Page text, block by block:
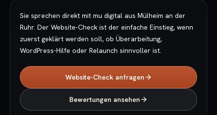
Sie sprechen direkt mit mu digital aus Mülheim an der
Ruhr. Der Website-Check ist der einfache Einstieg, wenn
zuerst geklärt werden soll, ob Überarbeitung,
WordPress-Hilfe oder Relaunch sinnvoller ist.
Website-Check anfragen
Bewertungen ansehen